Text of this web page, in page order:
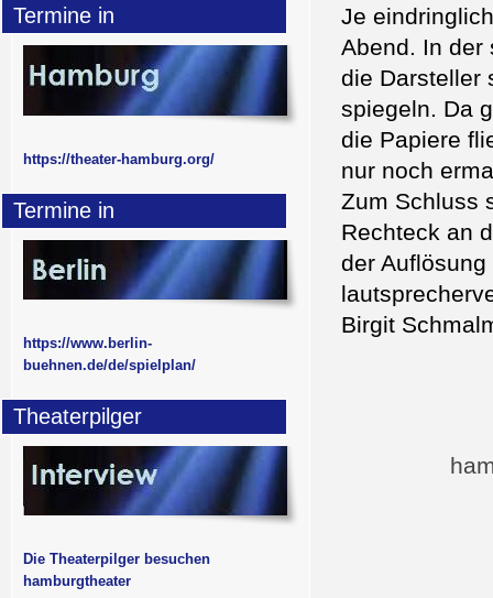
Je
Abend. In der
die Darsteller
spiegeln. Da
die Papiere
nur noch
Zum Schluss
Rechteck an
der Auflösung
Birgit
Termine in
https://theater-hamburg.org/
Termine in
https://www.berlin-
buehnen.de/de/spielplan/
Theaterpilger
Die Theaterpilger besuchen
hamburgtheater